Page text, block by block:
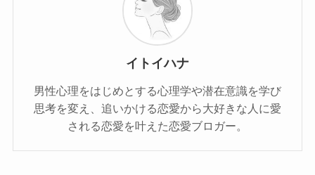
イトイハナ
男性心理をはじめとする心理学や潜在意識を学び
思考を変え、追いかける恋愛から大好きな人に愛
される恋愛を叶えた恋愛ブロガー。